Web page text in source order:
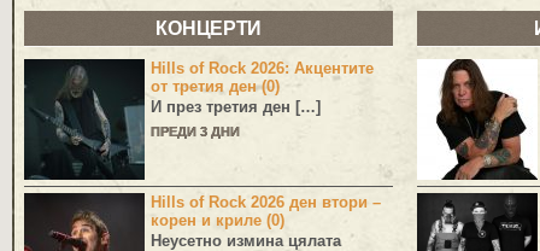
КОНЦЕРТИ
Hills of Rock 2026: Акцентите
от третия ден (0)
И през третия ден […]
ПРЕДИ 3 ДНИ
Hills of Rock 2026 ден втори –
корен и криле (0)
Неусетно измина цялата